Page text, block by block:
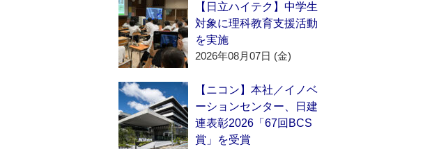
【日立ハイテク】中学生
対象に理科教育支援活動
を実施
2026年08月07日 (金)
【ニコン】本社／イノベ
ーションセンター、日建
連表彰2026「67回BCS
賞」を受賞